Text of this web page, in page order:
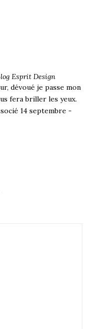
Esprit Design
dévoué je passe mon
fera briller les yeux.
14 septembre -